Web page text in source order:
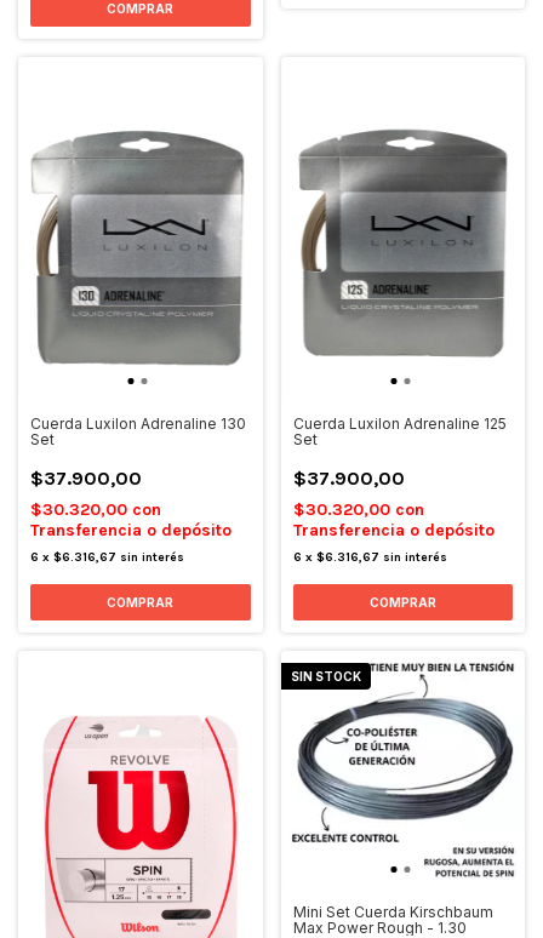
COMPRAR
Cuerda Luxilon Adrenaline 130
Set
$37.900,00
$30.320,00 con
Transferencia o depósito
6 x $6.316,67 sin interés
Cuerda Luxilon Adrenaline 125
Set
$37.900,00
$30.320,00 con
Transferencia o depósito
6 x $6.316,67 sin interés
SIN STOCK
Mini Set Cuerda Kirschbaum
Max Power Rough - 1.30